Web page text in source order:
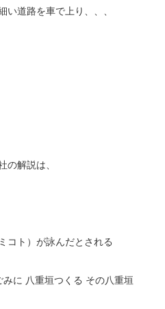
い道路を車で上り、、、
の解説は、
コト）が詠んだとされる
みに 八重垣つくる その八重垣